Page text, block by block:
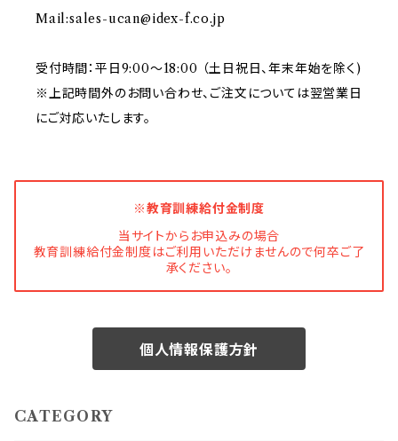
Mail:sales-ucan@idex-f.co.jp
受付時間：平日9:00～18:00 （土日祝日、年末年始を除く)
※上記時間外のお問い合わせ、ご注文については翌営業日
にご対応いたします。
※教育訓練給付金制度
当サイトからお申込みの場合
教育訓練給付金制度はご利用いただけませんので何卒ご了
承ください。
個人情報保護方針
CATEGORY